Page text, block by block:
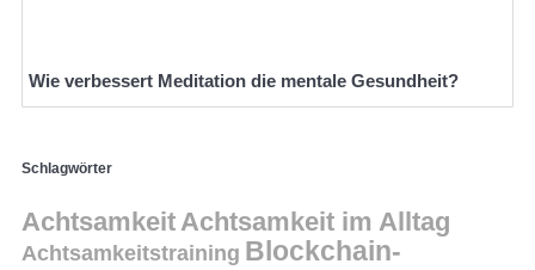
Wie verbessert Meditation die mentale Gesundheit?
Schlagwörter
AchtsamkeitAchtsamkeit im Alltag
Achtsamkeitstraining Blockchain-